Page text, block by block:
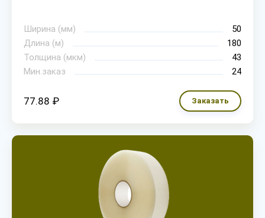
Ширина (мм)
50
Длина (м)
180
Толщина (мкм)
43
Мин.заказ
24
77.88 ₽ Заказать